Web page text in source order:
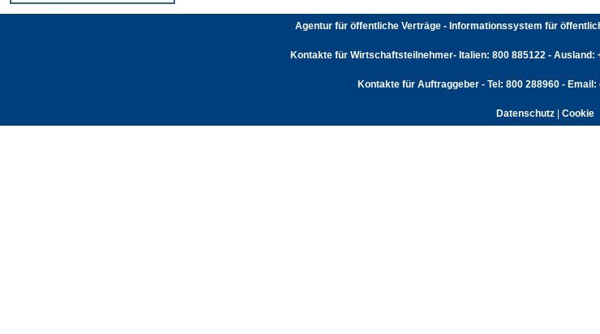
Agentur für öffentliche Verträge - Informationssystem für
Kontakte für Wirtschaftsteilnehmer- Italien: 800 885122 - Ausland:
Kontakte für Auftraggeber - Tel: 800 288960 -
Datenschutz| Cookie